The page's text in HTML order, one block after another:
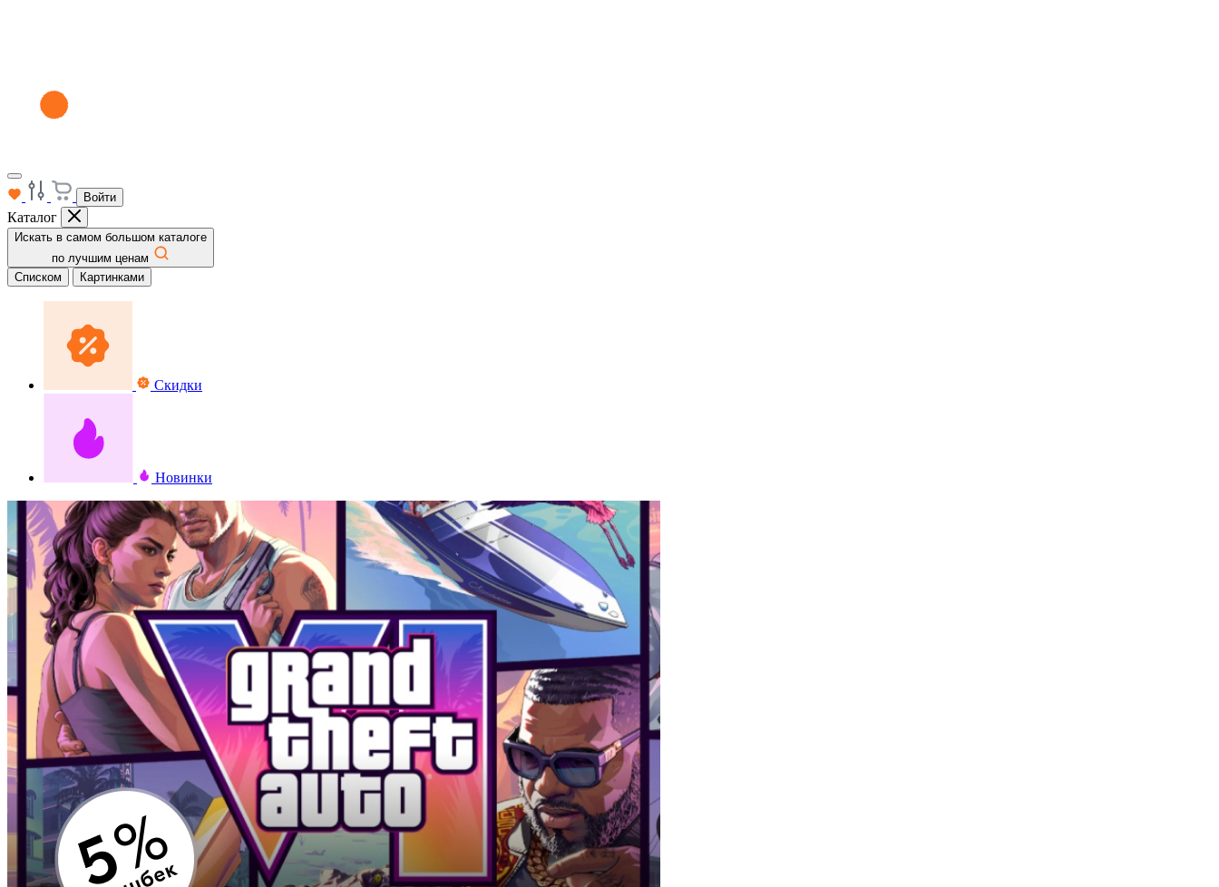
Войти
Каталог
Искать в самом большом каталоге
по лучшим ценам
Списком
Картинками
Скидки
Новинки